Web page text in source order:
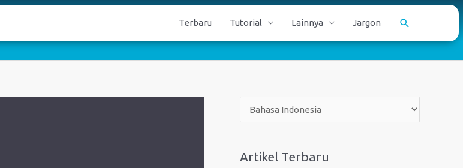
Terbaru Tutorial Lainnya Jargon Cari
Artikel Terbaru